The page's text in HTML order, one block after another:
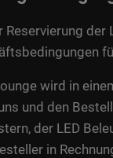
Reservierung der
wird in
und den
der LED
in